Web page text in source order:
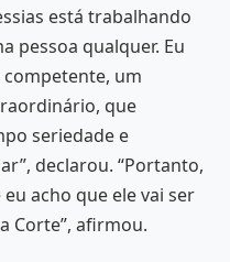
está trabalhando
pessoa qualquer. Eu
um
que
seriedade e
declarou. “Portanto,
acho que ele vai ser
Corte”, afirmou.